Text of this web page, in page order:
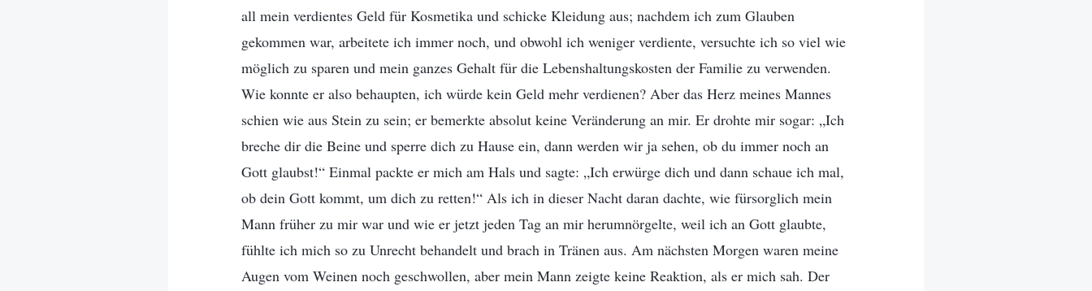
all mein verdientes Geld für Kosmetika und schicke Kleidung aus; nachdem ich zum Glauben
gekommen war, arbeitete ich immer noch, und obwohl ich weniger verdiente, versuchte ich so viel wie
möglich zu sparen und mein ganzes Gehalt für die Lebenshaltungskosten der Familie zu verwenden.
Wie konnte er also behaupten, ich würde kein Geld mehr verdienen? Aber das Herz meines Mannes
schien wie aus Stein zu sein; er bemerkte absolut keine Veränderung an mir. Er drohte mir sogar: „Ich
breche dir die Beine und sperre dich zu Hause ein, dann werden wir ja sehen, ob du immer noch an
Gott glaubst!“ Einmal packte er mich am Hals und sagte: „Ich erwürge dich und dann schaue ich mal,
ob dein Gott kommt, um dich zu retten!“ Als ich in dieser Nacht daran dachte, wie fürsorglich mein
Mann früher zu mir war und wie er jetzt jeden Tag an mir herumnörgelte, weil ich an Gott glaubte,
fühlte ich mich so zu Unrecht behandelt und brach in Tränen aus. Am nächsten Morgen waren meine
Augen vom Weinen noch geschwollen, aber mein Mann zeigte keine Reaktion, als er mich sah. Der